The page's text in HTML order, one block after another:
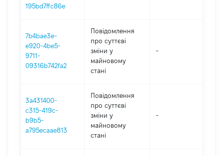
195bd7ffc86e
7b4bae3e-
e920-4be5-
9711-
09316b742fa2
Повідомлення
про суттєві
зміни y
майновому
стані
-
3a431400-
c315-419c-
b9b5-
a795ecaae813
Повідомлення
про суттєві
зміни y
майновому
стані
-